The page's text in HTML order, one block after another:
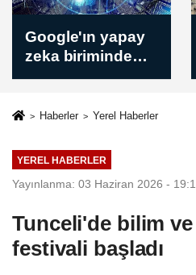
İsrail güçleri Batı
Şeria'da bazı
beldelere baskın
Bire'de 3 evi
Haberler Yerel Haberler
YEREL HABERLER
Yayınlanma: 03 Haziran 2026 -
Tunceli'de bilim
festivali başladı